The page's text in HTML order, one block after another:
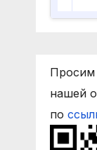
Просим
нашей
по